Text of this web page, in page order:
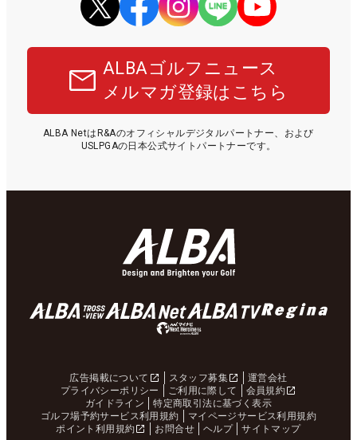
ALBAゴルフニュース
メルマガ登録はこちら
ALBA NetはR&Aのオフィシャルデジタルパートナー、および
USLPGAの日本公式サイトパートナーです。
広告掲載について スタッフ募集
運営会社
プライバシーポリシー
ご利用に際して
会員規約
ガイドライン
特定商取引法に基づく表示
ゴルフ場予約サービス利用規約
マイページサービス利用規約
ポイント利用規約
お問合せ ヘルプ サイトマップ